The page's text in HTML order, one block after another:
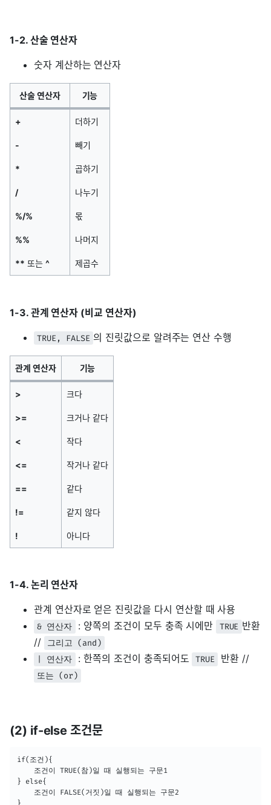
1-2. 산술 연산자
숫자 계산하는 연산자
산술 연산자 기능
+ 더하기
- 빼기
* 곱하기
/ 나누기
%/% 몫
%% 나머지
** 또는 ^ 제곱수
1-3. 관계 연산자 (비교 연산자)
TRUE, FALSE 의 진릿값으로 알려주는 연산 수행
관계 연산자 기능
> 크다
>= 크거나 같다
< 작다
<= 작거나 같다
== 같다
!= 같지 않다
! 아니다
1-4. 논리 연산자
관계 연산자로 얻은 진릿값을 다시 연산할 때 사용
& 연산자 : 양쪽의 조건이 모두 충족 시에만 TRUE 반환
//
그리고 (and)
| 연산자
: 한쪽의 조건이 충족되어도 TRUE 반환 //
또는 (or)
(2) if-else 조건문
if(조건){
} else{
}